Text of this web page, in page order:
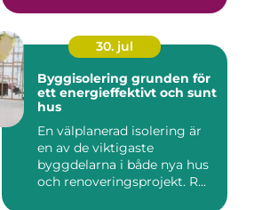
30. jul
Byggisolering grunden för
ett energieffektivt och sunt
hus
En välplanerad isolering är
en av de viktigaste
byggdelarna i både nya hus
och renoveringsprojekt. R...